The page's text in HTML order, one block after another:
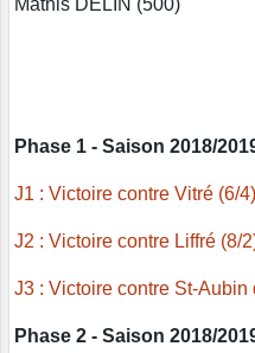
Phase 1 - Saison 2018/
J1 : Victoire contre Vitré (6/4)
J2 : Victoire contre Liffré (8/
J3 : Victoire contre St-Aubin
Phase 2 - Saison 2018/